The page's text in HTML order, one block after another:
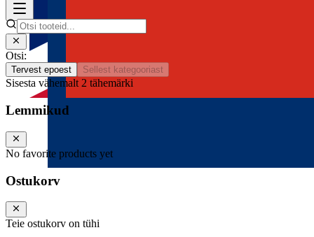
Otsi:
Tervest epoest Sellest kategooriast
Sisesta vähemalt 2 tähemärki
Lemmikud
No favorite products yet
Ostukorv
Teie ostukorv on tühi